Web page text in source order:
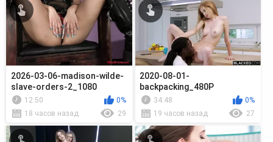
2026-03-06-madison-wilde-
slave-orders-2_1080
12:50
0%
18 часов назад
29
2020-08-01-
backpacking_480P
34:48
0%
19 часов назад
27